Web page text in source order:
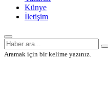
Künye
İletişim
Aramak için bir kelime yazınız.